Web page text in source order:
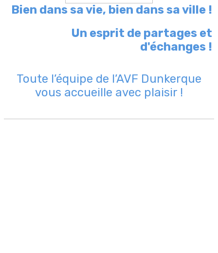
Bien dans sa vie, bien dans sa ville !
Un esprit de partages et
d'échanges !
Toute l’équipe de l’AVF Dunkerque
vous accueille avec plaisir !